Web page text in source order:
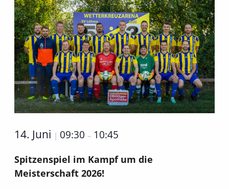
14. Juni | 09:30 – 10:45
Spitzenspiel im Kampf um die
Meisterschaft 2026!